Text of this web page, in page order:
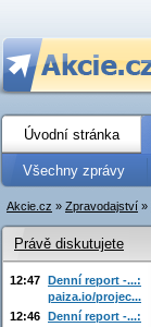
Úvodní stránka
Všechny zprávy
Akcie.cz » Zpravodajství »
Právě diskutujete
12:47 Denní report -...:
paiza.io/projec...
12:46 Denní report -...: